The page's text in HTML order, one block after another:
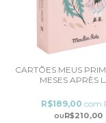
CARTÕES MEUS
MESES APRÈS
R$210,00
R$189,00 com